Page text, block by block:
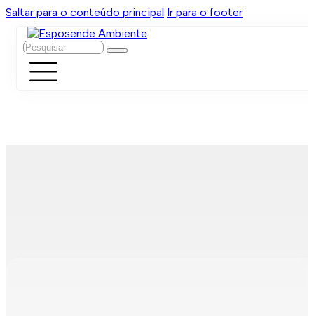
Saltar para o conteúdo principal Ir para o footer
Pesquisar